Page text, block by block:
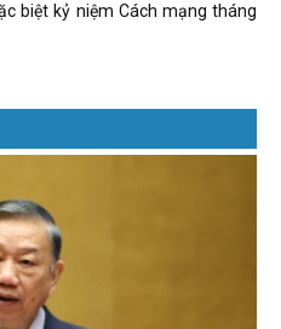
biệt kỷ niệm Cách mạng tháng